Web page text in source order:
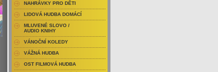
NAHRÁVKY PRO DĚTI
LIDOVÁ HUDBA DOMÁCÍ
MLUVENÉ SLOVO /
AUDIO KNIHY
VÁNOČNÍ KOLEDY
VÁŽNÁ HUDBA
OST FILMOVÁ HUDBA